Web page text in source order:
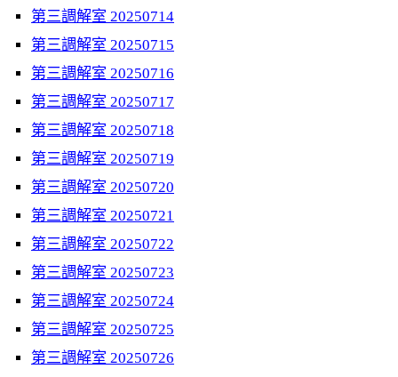
第三調解室 20250714
第三調解室 20250715
第三調解室 20250716
第三調解室 20250717
第三調解室 20250718
第三調解室 20250719
第三調解室 20250720
第三調解室 20250721
第三調解室 20250722
第三調解室 20250723
第三調解室 20250724
第三調解室 20250725
第三調解室 20250726